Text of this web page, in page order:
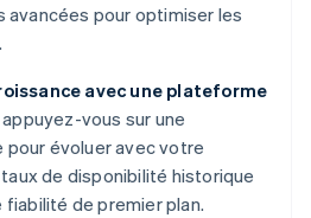
pour optimiser les
avec une plateforme
appuyez-vous sur une
évoluer avec votre
de disponibilité historique
fiabilité de premier plan.